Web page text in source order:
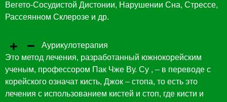
Вегето-Сосудистой Дистонии, Нарушении Сна, Стрессе,
Рассеянном Склерозе и др.
Аурикулотерапия
Это метод лечения, разработанный южнокорейским
ученым, профессором Пак Чже Ву. Су , – в переводе с
корейского означат кисть, Джок – стопа, то есть это
лечения с использованием кистей и стоп, где кисти и